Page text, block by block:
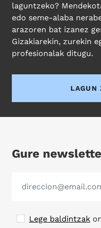
laguntzeko?
edo seme-alaba
arazoren bat izanez
Gizakiarekin, zurekin
profesionalak ditugu.
LAGUN
Gure
Lege baldintzak